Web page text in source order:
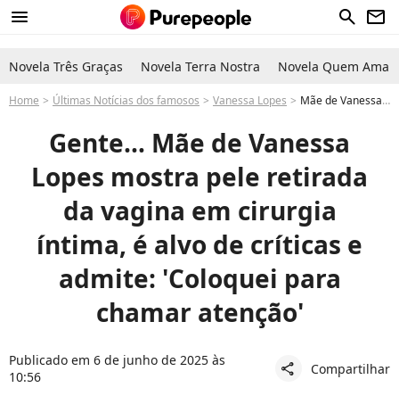
menu search newsletter
Novela Três Graças Novela Terra Nostra Novela Quem Ama
Home Últimas Notícias dos famosos Vanessa Lopes Mãe de Vanessa Lopes mostra antes e depois da vagina após passar por cirurgia íntima e foto choca a web
Gente… Mãe de Vanessa
Lopes mostra pele retirada
da vagina em cirurgia
íntima, é alvo de críticas e
admite: 'Coloquei para
chamar atenção'
Publicado em 6 de junho de 2025 às
10:56
share Compartilhar